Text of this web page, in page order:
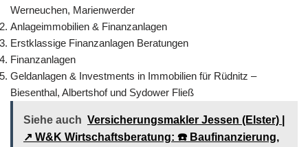
Werneuchen, Marienwerder
Anlageimmobilien & Finanzanlagen
Erstklassige Finanzanlagen Beratungen
Finanzanlagen
Geldanlagen & Investments in Immobilien für Rüdnitz –
Biesenthal, Albertshof und Sydower Fließ
Siehe auch Versicherungsmakler Jessen (Elster) |
↗️ W&K Wirtschaftsberatung: ☎️ Baufinanzierung,